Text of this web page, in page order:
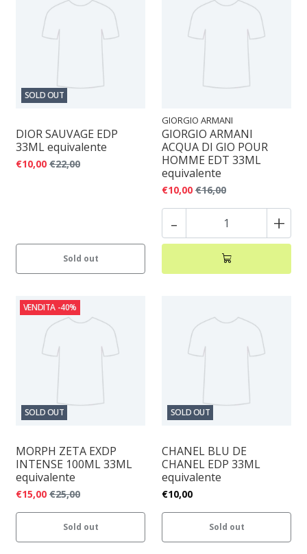
SOLD OUT
DIOR SAUVAGE EDP
33ML equivalente
€10,00 €22,00
Sold out
GIORGIO ARMANI
GIORGIO ARMANI
ACQUA DI GIO POUR
HOMME EDT 33ML
equivalente
€10,00 €16,00
- +
VENDITA -40%
SOLD OUT
MORPH ZETA EXDP
INTENSE 100ML 33ML
equivalente
€15,00 €25,00
Sold out
SOLD OUT
CHANEL BLU DE
CHANEL EDP 33ML
equivalente
€10,00
Sold out